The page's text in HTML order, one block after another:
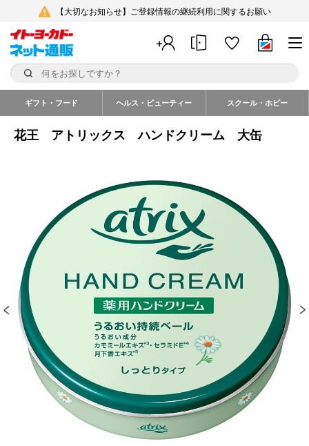
【大切なお知らせ】ご登録情報の継続利用に関するお願い
ギフト・フード ヘルス・ビューティー スクール・ホビー
花王 アトリックス ハンドクリーム 大缶